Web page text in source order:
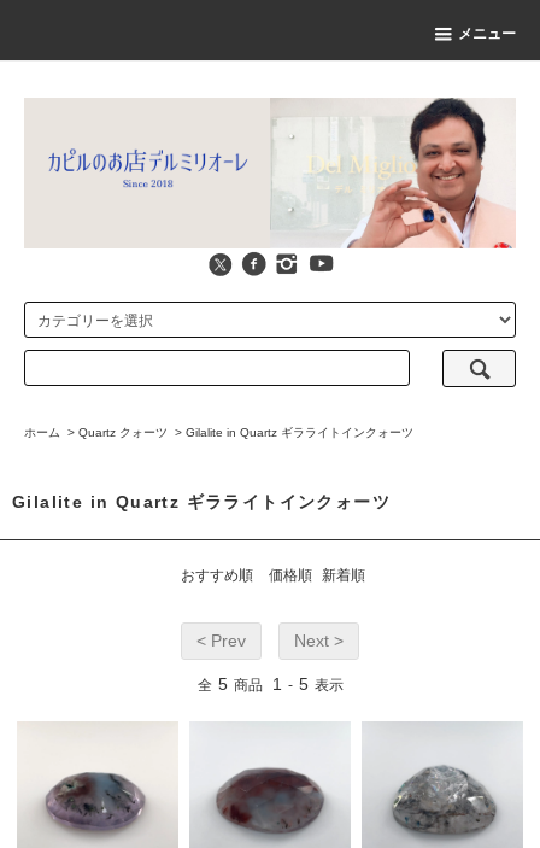
メニュー
ホーム > Quartz クォーツ > Gilalite in Quartz ギラライトインクォーツ
Gilalite in Quartz ギラライトインクォーツ
おすすめ順 価格順 新着順
< Prev Next >
全 5 商品 1 - 5 表示